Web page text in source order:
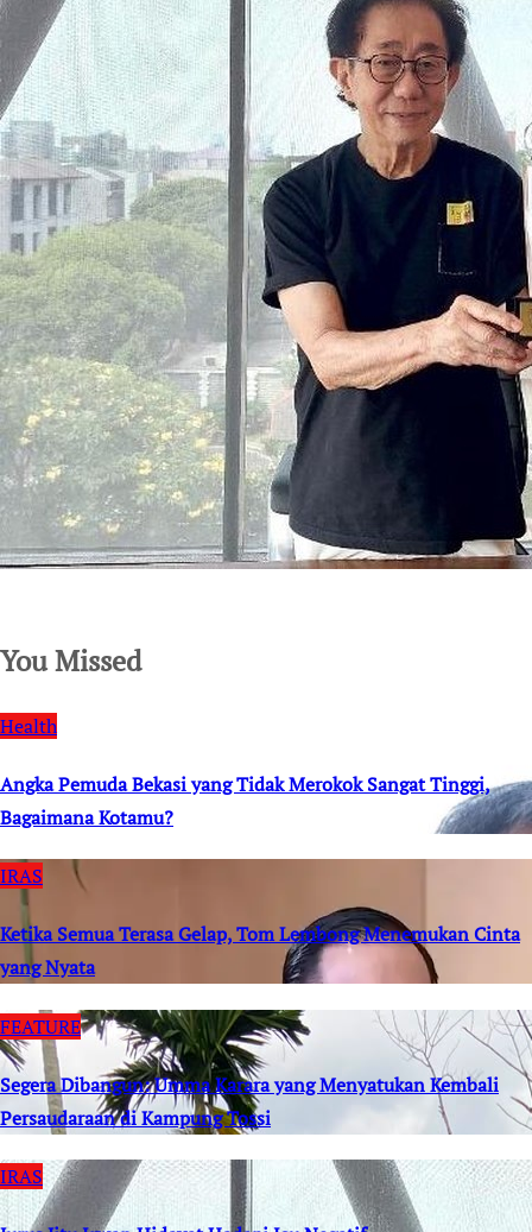
You Missed
Health
Angka Pemuda Bekasi yang Tidak Merokok Sangat Tinggi,
Bagaimana Kotamu?
IRAS
Ketika Semua Terasa Gelap, Tom Lembong Menemukan Cinta
yang Nyata
FEATURE
Segera Dibangun: Umma Karara yang Menyatukan Kembali
Persaudaraan di Kampung Tossi
IRAS